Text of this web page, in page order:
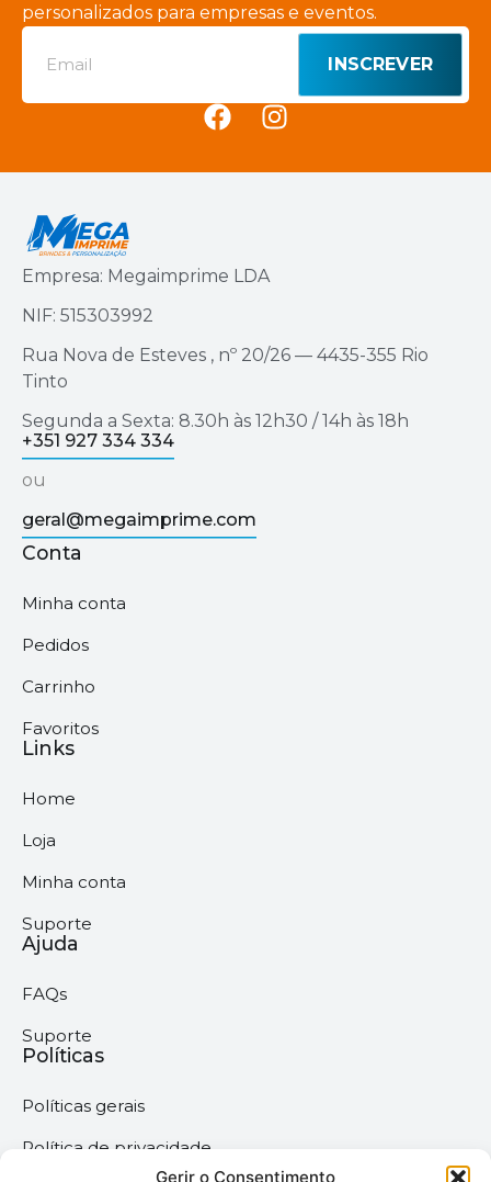
Gerir o Consentimento
personalizados para empresas e eventos.
INSCREVER
Empresa: Megaimprime LDA
NIF: 515303992
Rua Nova de Esteves , nº 20/26 — 4435-355 Rio
Tinto
Segunda a Sexta: 8.30h às 12h30 / 14h às 18h
+351 927 334 334
ou
geral@megaimprime.com
Conta
Minha conta
Pedidos
Carrinho
Favoritos
Links
Home
Loja
Minha conta
Suporte
Ajuda
FAQs
Suporte
Políticas
Políticas gerais
Política de privacidade